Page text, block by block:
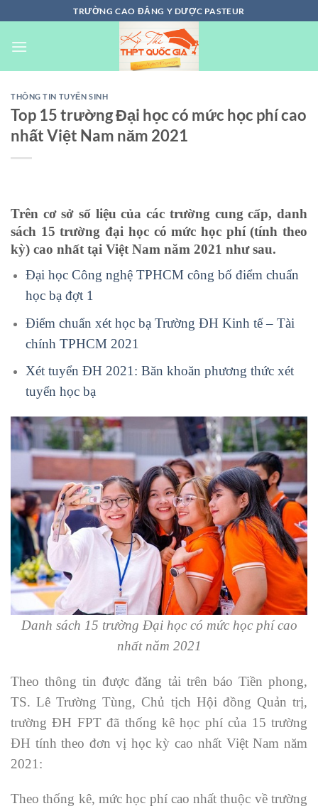
đến
nội
TRƯỜNG CAO ĐẲNG Y DƯỢC PASTEUR
THÔNG TIN TUYỂN SINH
Top 15 trường Đại học có mức học phí cao
nhất Việt Nam năm 2021
Trên cơ sở số liệu của các trường cung cấp, danh
sách 15 trường đại học có mức học phí (tính theo
kỳ) cao nhất tại Việt Nam năm 2021 như sau.
Đại học Công nghệ TPHCM công bố điểm chuẩn
học bạ đợt 1
Điểm chuẩn xét học bạ Trường ĐH Kinh tế – Tài
chính TPHCM 2021
Xét tuyển ĐH 2021: Băn khoăn phương thức xét
tuyển học bạ
Danh sách 15 trường Đại học có mức học phí cao
nhất năm 2021
Theo thông tin được đăng tải trên báo Tiền phong,
TS. Lê Trường Tùng, Chủ tịch Hội đồng Quản trị,
trường ĐH FPT đã thống kê học phí của 15 trường
ĐH tính theo đơn vị học kỳ cao nhất Việt Nam năm
2021:
Theo thống kê, mức học phí cao nhất thuộc về trường